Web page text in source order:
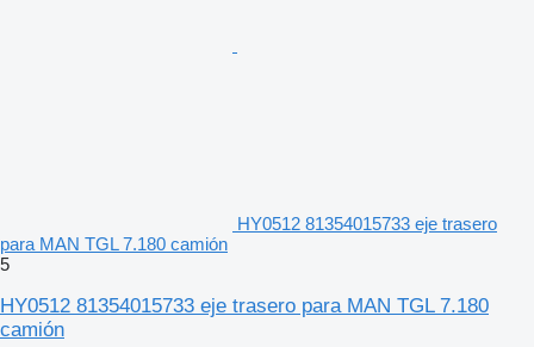
HY0512 81354015733 eje trasero
para MAN TGL 7.180 camión
5
HY0512 81354015733 eje trasero para MAN TGL 7.180
camión